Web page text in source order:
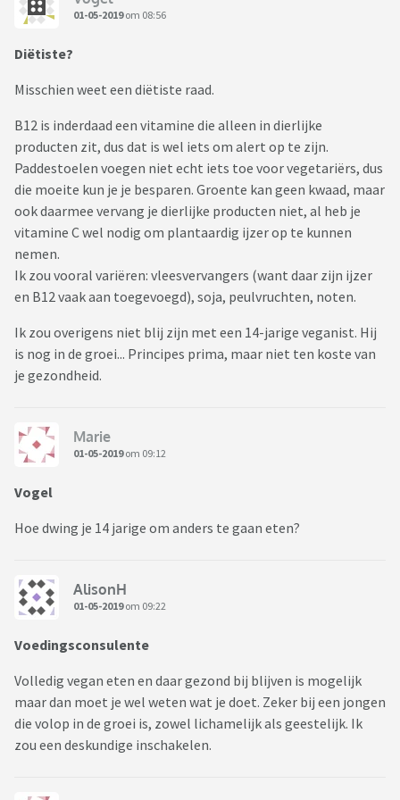
01-05-2019om 08:56
Diëtiste?
Misschien weet een diëtiste raad.
B12 is inderdaad een vitamine die alleen in dierlijke
producten zit, dus dat is wel iets om alert op te zijn.
Paddestoelen voegen niet echt iets toe voor vegetariërs, dus
die moeite kun je je besparen. Groente kan geen kwaad, maar
ook daarmee vervang je dierlijke producten niet, al heb je
vitamine C wel nodig om plantaardig ijzer op te kunnen
nemen.
Ik zou vooral variëren: vleesvervangers (want daar zijn ijzer
en B12 vaak aan toegevoegd), soja, peulvruchten, noten.
Ik zou overigens niet blij zijn met een 14-jarige veganist. Hij
is nog in de groei... Principes prima, maar niet ten koste van
je gezondheid.
Marie
01-05-2019om 09:12
Vogel
Hoe dwing je 14 jarige om anders te gaan eten?
AlisonH
01-05-2019om 09:22
Voedingsconsulente
Volledig vegan eten en daar gezond bij blijven is mogelijk
maar dan moet je wel weten wat je doet. Zeker bij een jongen
die volop in de groei is, zowel lichamelijk als geestelijk. Ik
zou een deskundige inschakelen.